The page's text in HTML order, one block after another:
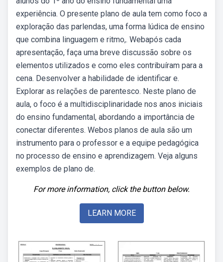
experiência. O presente plano de aula tem como foco a
exploração das parlendas, uma forma lúdica de ensino
que combina linguagem e ritmo,. Webapós cada
apresentação, faça uma breve discussão sobre os
elementos utilizados e como eles contribuíram para a
cena. Desenvolver a habilidade de identificar e.
Explorar as relações de parentesco. Neste plano de
aula, o foco é a multidisciplinaridade nos anos iniciais
do ensino fundamental, abordando a importância de
conectar diferentes. Webos planos de aula são um
instrumento para o professor e a equipe pedagógica
no processo de ensino e aprendizagem. Veja alguns
exemplos de plano de.
For more information, click the button below.
LEARN MORE